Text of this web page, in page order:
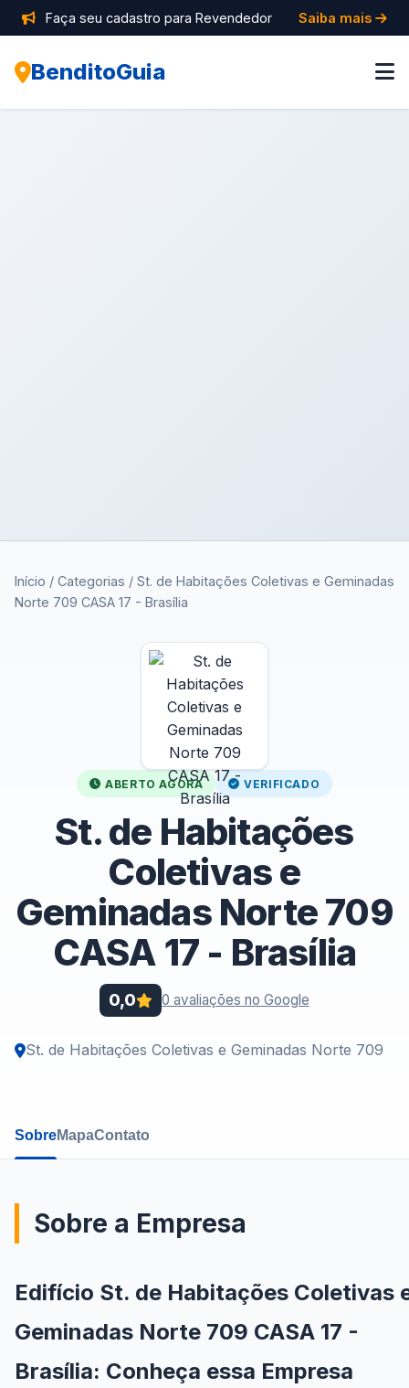
Faça seu cadastro para Revendedor Saiba mais
BenditoGuia
Início / Categorias / St. de Habitações Coletivas e Geminadas
Norte 709 CASA 17 - Brasília
ABERTO AGORA VERIFICADO
St. de Habitações
Coletivas e
Geminadas Norte 709
CASA 17 - Brasília
0,0 0 avaliações no Google
St. de Habitações Coletivas e Geminadas Norte 709
SobreMapaContato
Sobre a Empresa
Edifício St. de Habitações Coletivas
Geminadas Norte 709 CASA 17 -
Brasília: Conheça essa Empresa